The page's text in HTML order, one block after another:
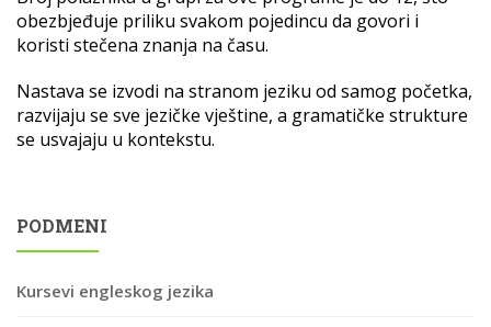
obezbjeđuje priliku svakom pojedincu da govori i
koristi stečena znanja na času.
Nastava se izvodi na stranom jeziku od samog početka,
razvijaju se sve jezičke vještine, a gramatičke strukture
se usvajaju u kontekstu.
PODMENI
Kursevi engleskog jezika